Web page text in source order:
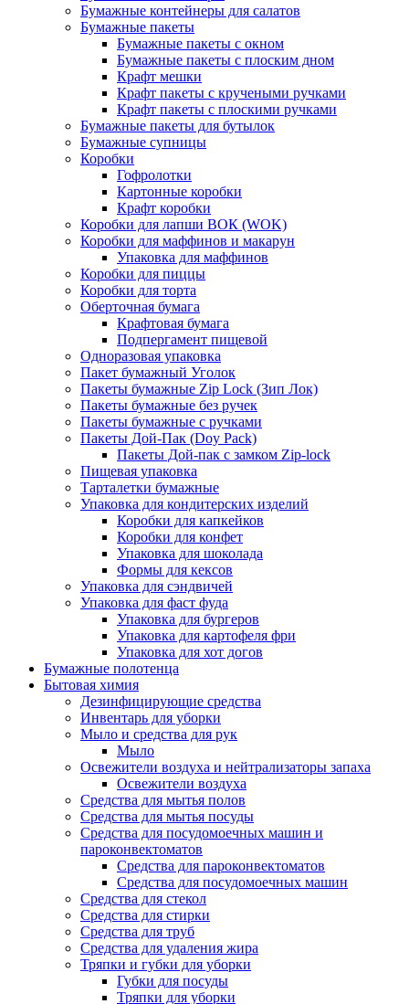
Бумажные контейнеры для салатов
Бумажные пакеты
Бумажные пакеты с окном
Бумажные пакеты с плоским дном
Крафт мешки
Крафт пакеты с кручеными ручками
Крафт пакеты с плоскими ручками
Бумажные пакеты для бутылок
Бумажные супницы
Коробки
Гофролотки
Картонные коробки
Крафт коробки
Коробки для лапши ВОК (WOK)
Коробки для маффинов и макарун
Упаковка для маффинов
Коробки для пиццы
Коробки для торта
Оберточная бумага
Крафтовая бумага
Подпергамент пищевой
Одноразовая упаковка
Пакет бумажный Уголок
Пакеты бумажные Zip Lock (Зип Лок)
Пакеты бумажные без ручек
Пакеты бумажные с ручками
Пакеты Дой-Пак (Doy Pack)
Пакеты Дой-пак с замком Zip-lock
Пищевая упаковка
Тарталетки бумажные
Упаковка для кондитерских изделий
Коробки для капкейков
Коробки для конфет
Упаковка для шоколада
Формы для кексов
Упаковка для сэндвичей
Упаковка для фаст фуда
Упаковка для бургеров
Упаковка для картофеля фри
Упаковка для хот догов
Бумажные полотенца
Бытовая химия
Дезинфицирующие средства
Инвентарь для уборки
Мыло и средства для рук
Мыло
Освежители воздуха и нейтрализаторы запаха
Освежители воздуха
Средства для мытья полов
Средства для мытья посуды
Средства для посудомоечных машин и
пароконвектоматов
Средства для пароконвектоматов
Средства для посудомоечных машин
Средства для стекол
Средства для стирки
Средства для труб
Средства для удаления жира
Тряпки и губки для уборки
Губки для посуды
Тряпки для уборки